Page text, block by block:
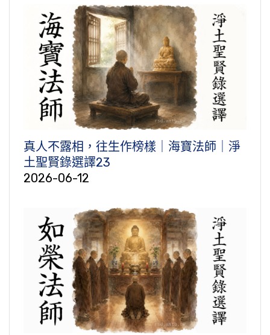
真人不露相，往生作榜樣｜海寶法師｜淨
土聖賢錄選譯23
2026-06-12